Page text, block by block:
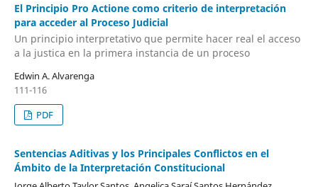
El Principio Pro Actione como criterio de interpretación
para acceder al Proceso Judicial
Un principio interpretativo que permite hacer real el acceso
a la justica en la primera instancia de un proceso
Edwin A. Alvarenga
111-116
PDF
Sentencias Aditivas y los Principales Conflictos en el
Ámbito de la Interpretación Constitucional